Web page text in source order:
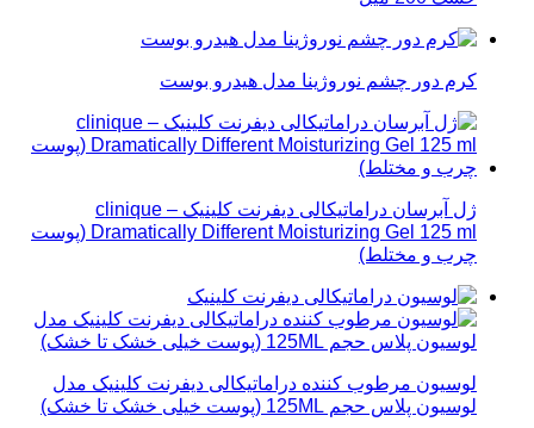
کرم دور چشم نوروژینا مدل هیدرو بوست
ژل آبرسان دراماتیکالی دیفرنت کلینیک – clinique
Dramatically Different Moisturizing Gel 125 ml (پوست
چرب و مختلط)
لوسیون مرطوب کننده دراماتیکالی دیفرنت کلینیک مدل
لوسیون پلاس حجم 125ML (پوست خیلی خشک تا خشک)